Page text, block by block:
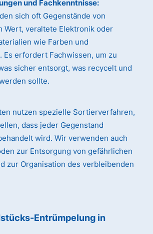
und Fachkenntnisse:
sich oft Gegenstände von
Wert, veraltete Elektronik oder
wie Farben und
Es erfordert Fachwissen, um zu
sicher entsorgt, was recycelt und
sollte.
nutzen spezielle Sortierverfahren,
dass jeder Gegenstand
wird. Wir verwenden auch
zur Entsorgung von gefährlichen
zur Organisation des verbleibenden
Entrümpelung in